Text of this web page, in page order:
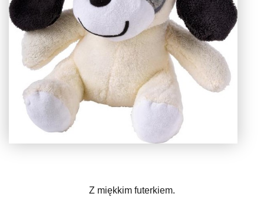
Z miękkim futerkiem.